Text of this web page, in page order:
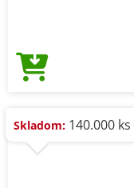
Skladom: 140.000 ks